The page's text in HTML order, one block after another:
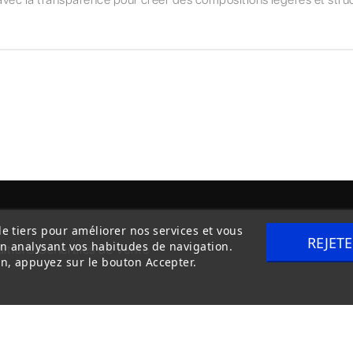
Générales de Vente Livraison
tiers pour améliorer nos services et vous
analysant vos habitudes de navigation.
appuyez sur le bouton Accepter.